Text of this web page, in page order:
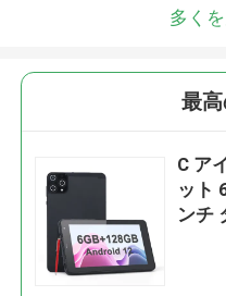
多く
最
C ア
ット
ンチ